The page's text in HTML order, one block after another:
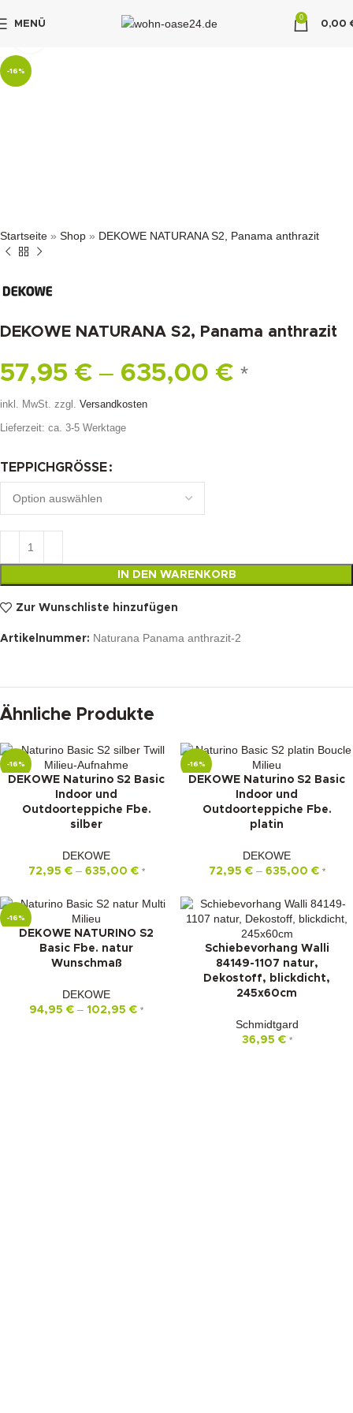
MENÜ
0
0,00
-16%
Startseite » Shop » DEKOWE NATURANA S2, Panama anthrazit
DEKOWE NATURANA S2, Panama anthrazit
57,95 € – 635,00 € *
inkl. MwSt. zzgl. Versandkosten
Lieferzeit: ca. 3-5 Werktage
TEPPICHGRÖSSE
IN DEN WARENKORB
Zur Wunschliste hinzufügen
Artikelnummer: Naturana Panama anthrazit-2
Ähnliche Produkte
-16%
DEKOWE Naturino S2 Basic
Indoor und
Outdoorteppiche Fbe.
silber
DEKOWE
72,95 €– 635,00 € *
-16%
DEKOWE Naturino S2 Basic
Indoor und
Outdoorteppiche Fbe.
platin
DEKOWE
72,95 €– 635,00 € *
-16%
DEKOWE NATURINO S2
Basic Fbe. natur
Wunschmaß
DEKOWE
94,95 € – 102,95 € *
Schiebevorhang Walli
84149-1107 natur,
Dekostoff, blickdicht,
245x60cm
Schmidtgard
36,95 € *